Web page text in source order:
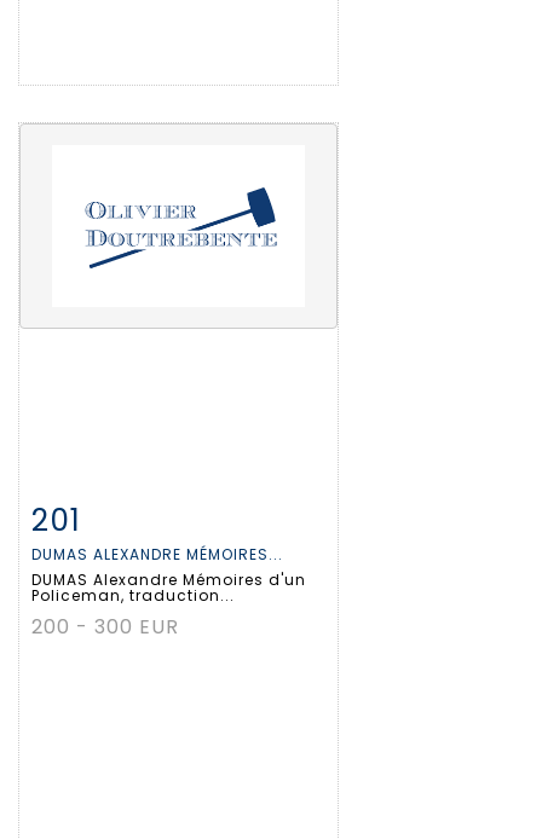
Fiche détaillée
201
DUMAS ALEXANDRE MÉMOIRES...
DUMAS Alexandre Mémoires d'un
Policeman, traduction...
200 - 300 EUR